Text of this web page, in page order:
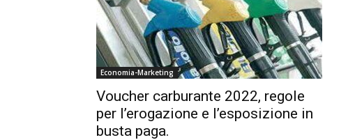
Economia-Marketing
Voucher carburante 2022, regole
per l’erogazione e l’esposizione in
busta paga.